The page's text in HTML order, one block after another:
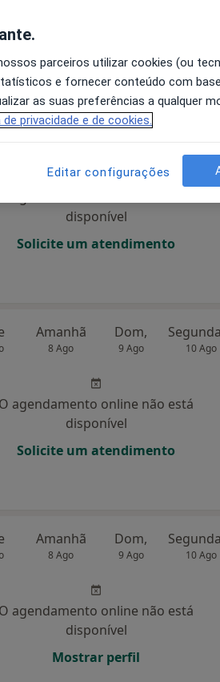
Solicite um atendimento
Amanhã Dom,
disponível
Solicite um atendimento
Amanhã
8 Ago
Dom,
9 Ago 10 Ago
O agendamento online não está
disponível
Solicite um atendimento
Amanhã
8 Ago
Dom,
9 Ago 10 Ago
O agendamento online não está
disponível
Mostrar perfil
parceiros utilizar cookies (ou
e fornecer conteúdo com
as suas preferências a qualquer
privacidade e de cookies.
Editar configurações